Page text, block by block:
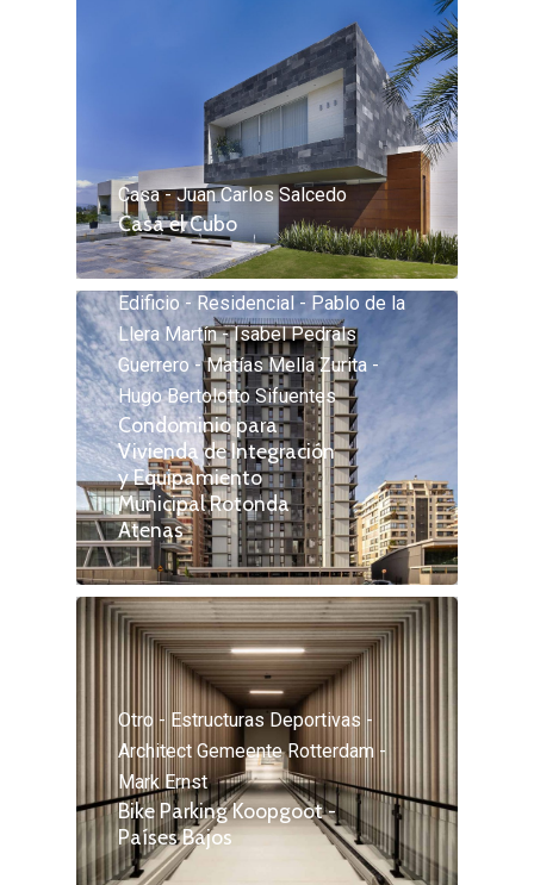
Casa - Juan Carlos Salcedo
Casa el Cubo
Edificio - Residencial - Pablo de la
Llera Martín - Isabel Pedrals
Guerrero - Matías Mella Zurita -
Hugo Bertolotto Sifuentes
Condominio para
Vivienda de Integración
y Equipamiento
Municipal Rotonda
Atenas
Otro - Estructuras Deportivas -
Architect Gemeente Rotterdam -
Mark Ernst
Bike Parking Koopgoot -
Países Bajos